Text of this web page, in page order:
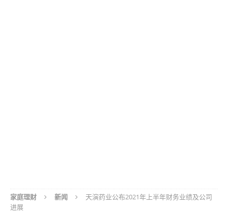
家庭理财 新闻
天演药业公布2021年上半年财务业绩及公司
进展